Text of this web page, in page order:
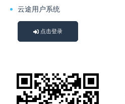
云途用户系统
点击登录